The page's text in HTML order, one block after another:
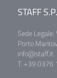
STAFF
Sede
Porto
info@staff.it
T. +39 0376